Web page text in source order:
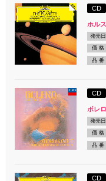
CD
ホル
発売日
価 格
品 番
CD
ボレ
発売日
価 格
品 番
CD